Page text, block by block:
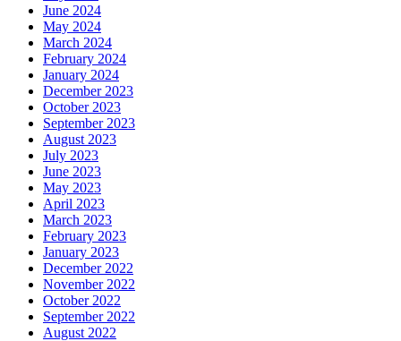
June 2024
May 2024
March 2024
February 2024
January 2024
December 2023
October 2023
September 2023
August 2023
July 2023
June 2023
May 2023
April 2023
March 2023
February 2023
January 2023
December 2022
November 2022
October 2022
September 2022
August 2022